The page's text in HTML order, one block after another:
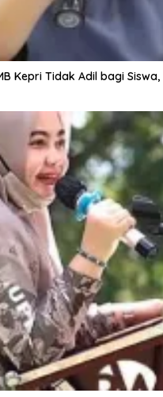
Kepri Tidak Adil bagi